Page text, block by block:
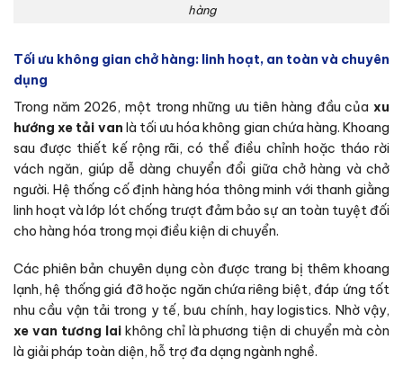
hàng
Tối ưu không gian chở hàng: linh hoạt, an toàn và chuyên
dụng
Trong năm 2026, một trong những ưu tiên hàng đầu của xu
hướng xe tải van là tối ưu hóa không gian chứa hàng. Khoang
sau được thiết kế rộng rãi, có thể điều chỉnh hoặc tháo rời
vách ngăn, giúp dễ dàng chuyển đổi giữa chở hàng và chở
người. Hệ thống cố định hàng hóa thông minh với thanh giằng
linh hoạt và lớp lót chống trượt đảm bảo sự an toàn tuyệt đối
cho hàng hóa trong mọi điều kiện di chuyển.
Các phiên bản chuyên dụng còn được trang bị thêm khoang
lạnh, hệ thống giá đỡ hoặc ngăn chứa riêng biệt, đáp ứng tốt
nhu cầu vận tải trong y tế, bưu chính, hay logistics. Nhờ vậy,
xe van tương laikhông chỉ là phương tiện di chuyển mà còn
là giải pháp toàn diện, hỗ trợ đa dạng ngành nghề.